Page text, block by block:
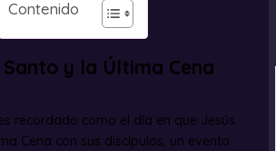
Contenido
Santo y la Última Cena
recordado como el día en que Jesús
Cena con sus discípulos, un evento